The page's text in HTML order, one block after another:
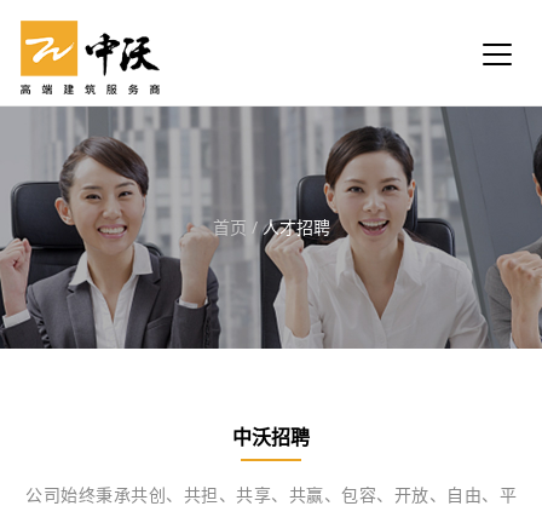
首页 / 人才招聘
中沃招聘
公司始终秉承共创、共担、共享、共赢、包容、开放、自由、平